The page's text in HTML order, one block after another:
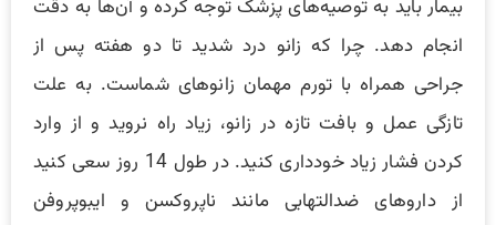
بیمار باید به توصیه‌های پزشک توجه کرده و آن‌ها به دقت
انجام دهد. چرا که زانو درد شدید تا دو هفته پس از
جراحی همراه با تورم مهمان زانو‌های شماست. به علت
تازگی عمل و بافت تازه در زانو، زیاد راه نروید و از وارد
کردن فشار زیاد خودداری کنید. در طول 14 روز سعی کنید
از داروهای ضدالتهابی مانند ناپروکسن و ایبوپروفن